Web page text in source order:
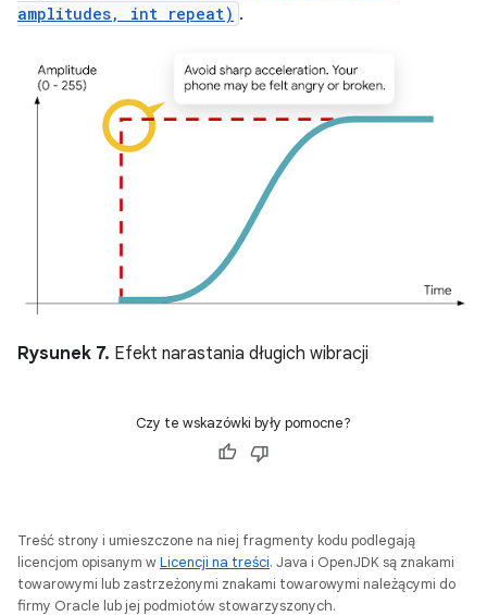
amplitudes, int repeat) .
Rysunek 7. Efekt narastania długich wibracji
Czy te wskazówki były pomocne?
Treść strony i umieszczone na niej fragmenty kodu podlegają
licencjom opisanym wLicencji na treści. Java i OpenJDK są znakami
towarowymi lub zastrzeżonymi znakami towarowymi należącymi do
firmy Oracle lub jej podmiotów stowarzyszonych.